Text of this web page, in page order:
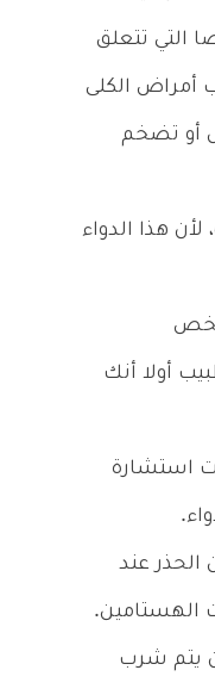
التي تتعلق
أمراض الكلى
أو تضخم
لأن هذا الدواء
يخص
أولا أنك
استشارة
الحذر عند
الهستامين.
يتم شرب